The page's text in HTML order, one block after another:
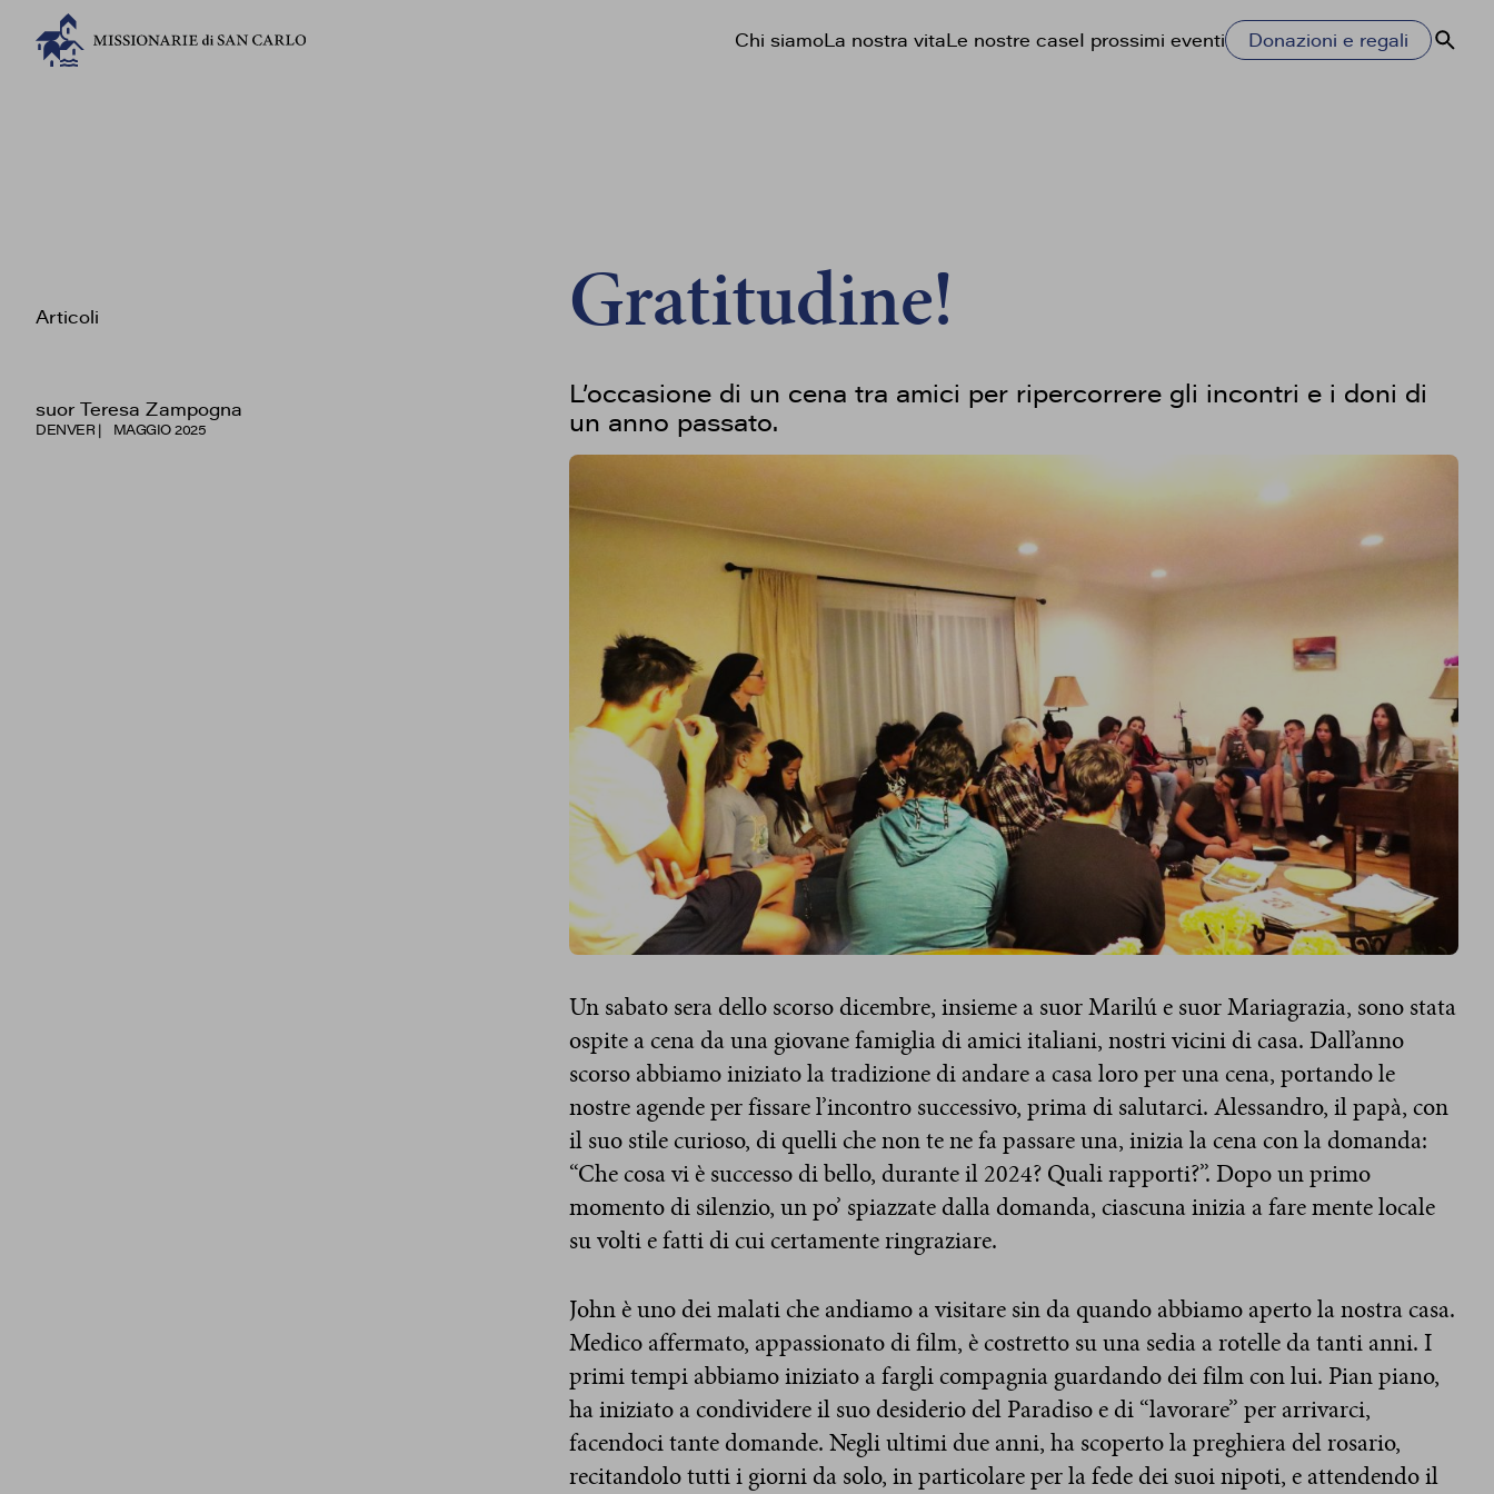
Chi siamoLa nostra vitaLe nostre caseI prossimi eventi Donazioni e regali Cerca
Gratitudine!
Articoli
suor Teresa Zampogna
DENVER MAGGIO 2025
L’occasione di un cena tra amici per ripercorrere gli incontri e i doni di
un anno passato.
Un sabato sera dello scorso dicembre, insieme a suor Marilú e suor Mariagrazia, sono stata
ospite a cena da una giovane famiglia di amici italiani, nostri vicini di casa. Dall’anno
scorso abbiamo iniziato la tradizione di andare a casa loro per una cena, portando le
nostre agende per fissare l’incontro successivo, prima di salutarci. Alessandro, il papà, con
il suo stile curioso, di quelli che non te ne fa passare una, inizia la cena con la domanda:
“Che cosa vi è successo di bello, durante il 2024? Quali rapporti?”. Dopo un primo
momento di silenzio, un po’ spiazzate dalla domanda, ciascuna inizia a fare mente locale
su volti e fatti di cui certamente ringraziare.
John è uno dei malati che andiamo a visitare sin da quando abbiamo aperto la nostra casa.
Medico affermato, appassionato di film, è costretto su una sedia a rotelle da tanti anni. I
primi tempi abbiamo iniziato a fargli compagnia guardando dei film con lui. Pian piano,
ha iniziato a condividere il suo desiderio del Paradiso e di “lavorare” per arrivarci,
facendoci tante domande. Negli ultimi due anni, ha scoperto la preghiera del rosario,
recitandolo tutti i giorni da solo, in particolare per la fede dei suoi nipoti, e attendendo il